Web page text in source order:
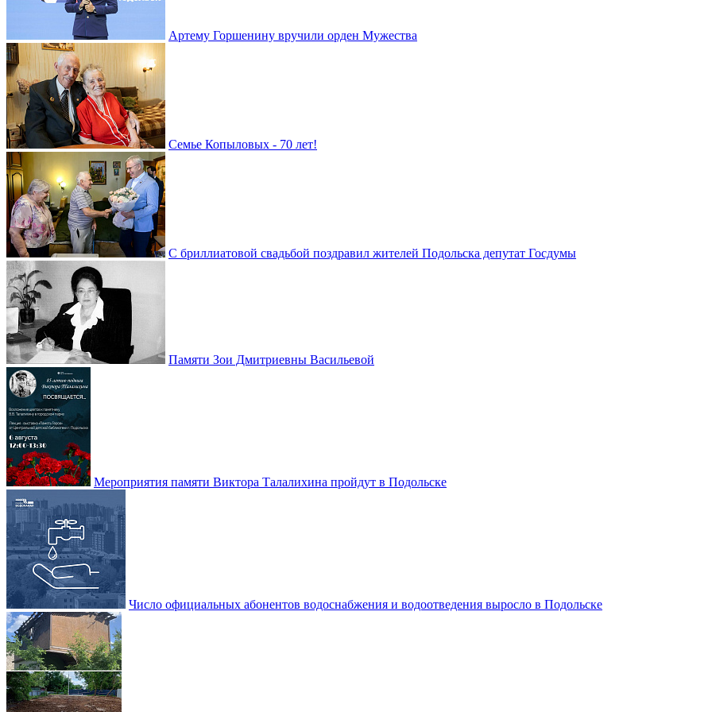
Артему Горшенину вручили орден Мужества
Семье Копыловых - 70 лет!
С бриллиатовой свадьбой поздравил жителей Подольска депутат Госдумы
Памяти Зои Дмитриевны Васильевой
Мероприятия памяти Виктора Талалихина пройдут в Подольске
Число официальных абонентов водоснабжения и водоотведения выросло в Подольске